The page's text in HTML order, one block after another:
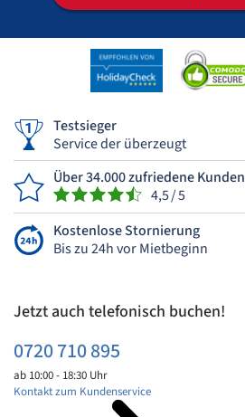
Testsieger
Service der überzeugt
Über 34.000 zufriedene Kunden
4,5 / 5
Kostenlose Stornierung
Bis zu 24h vor Mietbeginn
Jetzt auch telefonisch buchen!
0720 710 895
ab 10:00 - 18:30 Uhr
Kontakt zum Kundenservice